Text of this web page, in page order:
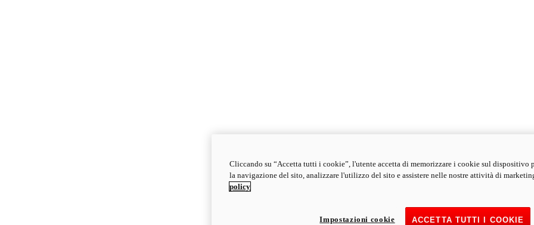
Cliccando su “Accetta tutti i cookie”, l'utente accetta di memorizzare i cookie sul dispositivo
la navigazione del sito, analizzare l'utilizzo del sito e assistere nelle nostre attività di
policy
ACCETTA TUTTI I COOKIE
Impostazioni cookie